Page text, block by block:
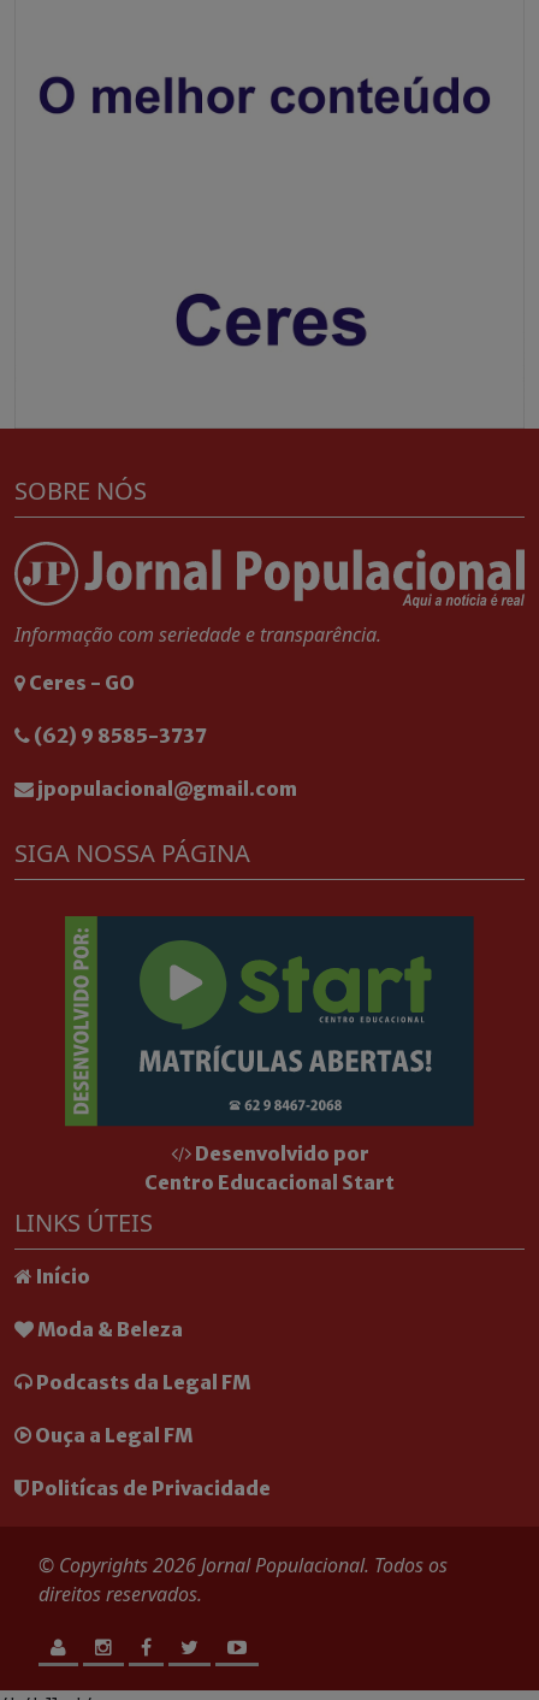
SOBRE NÓS
Informação com seriedade e transparência.
Ceres - GO
(62) 9 8585-3737
jpopulacional@gmail.com
SIGA NOSSA PÁGINA
Desenvolvido por
Centro Educacional Start
LINKS ÚTEIS
Início
Moda & Beleza
Podcasts da Legal FM
Ouça a Legal FM
Politícas de Privacidade
© Copyrights 2026 Jornal Populacional. Todos os
direitos reservados.